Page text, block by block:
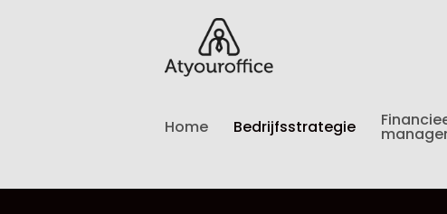
Home Bedrijfsstrategie